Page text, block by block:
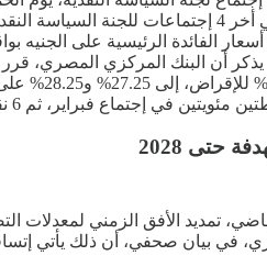
حتى 2028